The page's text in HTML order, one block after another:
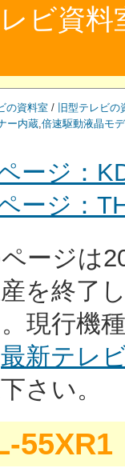
ビ資料
の資料室 / 旧型テレビの
ー内蔵,倍速駆動液晶モ
ージ：
ージ：
ージは
を終了
現行機
最新テレ
さい。
55XR1